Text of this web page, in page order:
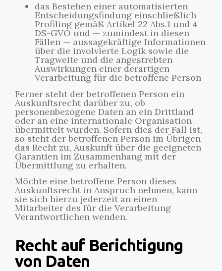
das Bestehen einer automatisierten
Entscheidungsfindung einschließlich
Profiling gemäß Artikel 22 Abs.1 und 4
DS-GVO und — zumindest in diesen
Fällen — aussagekräftige Informationen
über die involvierte Logik sowie die
Tragweite und die angestrebten
Auswirkungen einer derartigen
Verarbeitung für die betroffene Person
Ferner steht der betroffenen Person ein
Auskunftsrecht darüber zu, ob
personenbezogene Daten an ein Drittland
oder an eine internationale Organisation
übermittelt wurden. Sofern dies der Fall ist,
so steht der betroffenen Person im Übrigen
das Recht zu, Auskunft über die geeigneten
Garantien im Zusammenhang mit der
Übermittlung zu erhalten.
Möchte eine betroffene Person dieses
Auskunftsrecht in Anspruch nehmen, kann
sie sich hierzu jederzeit an einen
Mitarbeiter des für die Verarbeitung
Verantwortlichen wenden.
Recht auf Berichtigung
von Daten